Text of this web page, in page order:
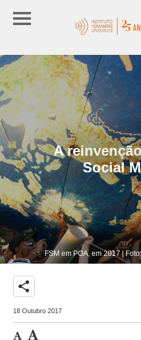
A
Social
FSM em POA, em 2017 |
share
18 Outubro 2017